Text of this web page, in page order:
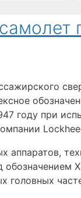
году при
головных